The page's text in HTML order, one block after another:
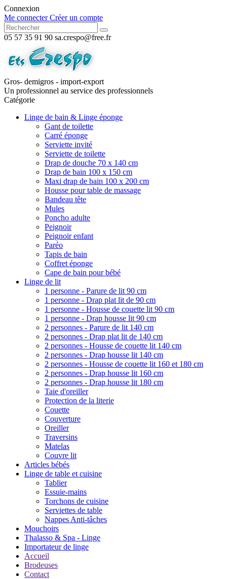
Connexion
Me connecter Créer un compte
05 57 35 91 90 sa.crespo@free.fr
Gros- demigros - import-export
Un professionnel au service des professionnels
Catégorie
Linge de bain & Linge éponge
Gant de toilette
Carré éponge
Serviette invité
Serviette de toilette
Drap de douche 70 x 140 cm
Drap de bain 100 x 150 cm
Maxi drap de bain 100 x 200 cm
Housse pour table de massage
Bandeau tête
Mules
Poncho adulte
Peignoir
Peignoir enfant
Paréo
Tapis de bain
Coffret éponge
Cape de bain pour bébé
Linge de lit
1 personne - Parure de lit 90 cm
1 personne - Drap plat lit de 90 cm
1 personne - Housse de couette lit 90 cm
1 personne - Drap housse lit 90 cm
2 personnes - Parure de lit 140 cm
2 personnes - Drap plat lit de 140 cm
2 personnes - Housse de couette lit 140 cm
2 personnes - Drap housse lit 140 cm
2 personnes - Housse de couette lit 160 et 180 cm
2 personnes - Drap housse lit 160 cm
2 personnes - Drap housse lit 180 cm
Taie d'oreiller
Protection de la literie
Couette
Couverture
Oreiller
Traversins
Matelas
Couvre lit
Articles bébés
Linge de table et cuisine
Tablier
Essuie-mains
Torchons de cuisine
Serviettes de table
Nappes Anti-tâches
Mouchoirs
Thalasso & Spa - Linge
Importateur de linge
Accueil
Brodeuses
Contact